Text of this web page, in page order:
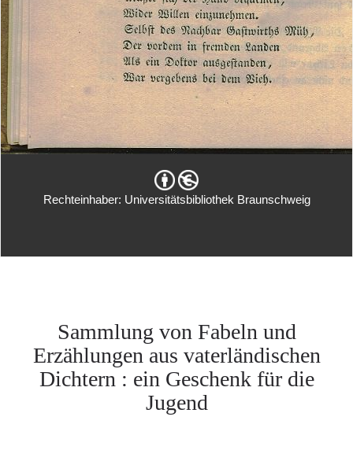
Rechteinhaber: Universitätsbibliothek Braunschweig
Sammlung von Fabeln und
Erzählungen aus vaterländischen
Dichtern : ein Geschenk für die
Jugend